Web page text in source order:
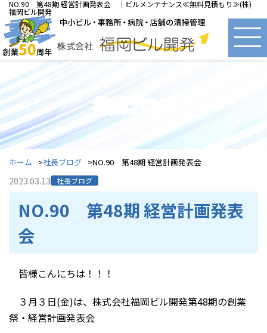
NO.90 第48期 経営計画発表会 ｜ビルメンテナンス≪無料見積もり≫(株)
福岡ビル開発
社長ブログ
ホーム 社長ブログ NO.90 第48期 経営計画発表会
2023.03.13 社長ブログ
NO.90 第48期 経営計画発表
会
皆様こんにちは！！！
３月３日(金)は、株式会社福岡ビル開発第48期の創業
祭・経営計画発表会